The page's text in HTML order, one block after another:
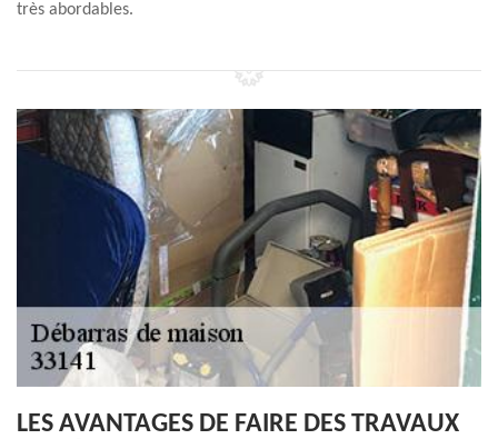
très abordables.
LES AVANTAGES DE FAIRE DES TRAVAUX